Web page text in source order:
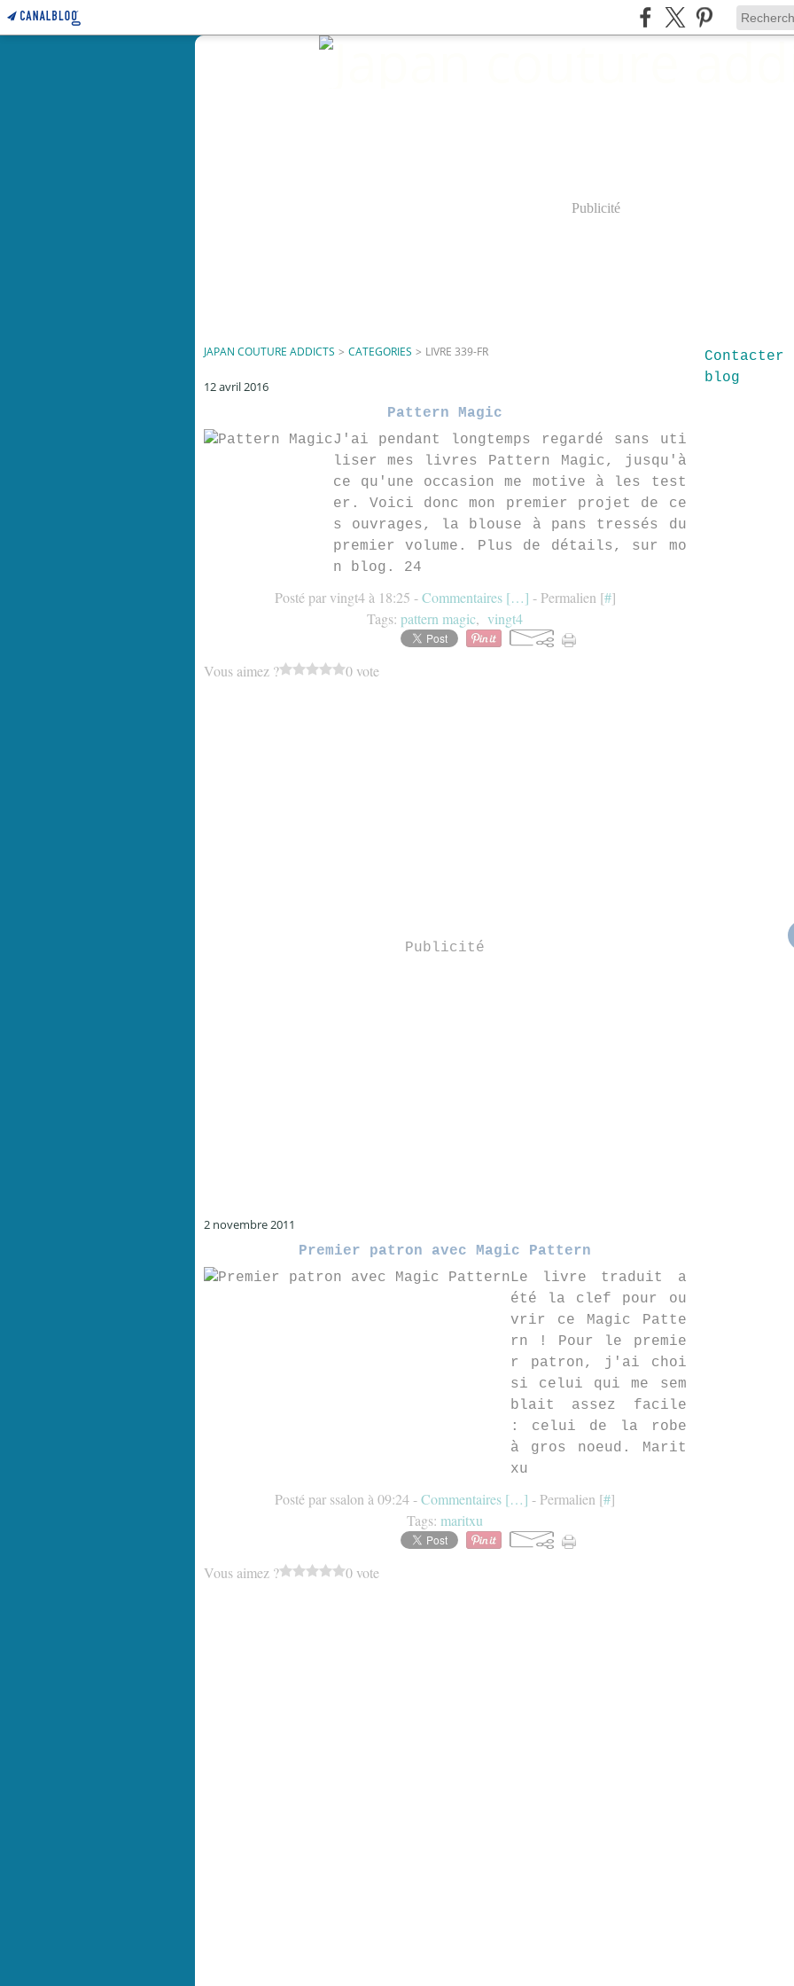
Publicité
JAPAN COUTURE ADDICTS > CATEGORIES > LIVRE 339-FR
12 avril 2016
Pattern Magic
J'ai pendant longtemps regardé sans uti
liser mes livres Pattern Magic, jusqu'à
ce qu'une occasion me motive à les test
er. Voici donc mon premier projet de ce
s ouvrages, la blouse à pans tressés du
premier volume. Plus de détails, sur mo
n blog. 24
Posté par vingt4 à 18:25 -Commentaires […] - Permalien [#]
Tags: pattern magic, vingt4
Vous aimez ? 0 vote
Publicité
2 novembre 2011
Premier patron avec Magic Pattern
Le livre traduit a
été la clef pour ou
vrir ce Magic Patte
rn ! Pour le premie
r patron, j'ai choi
si celui qui me sem
blait assez facile
: celui de la robe
à gros noeud. Marit
xu
Posté par ssalon à 09:24 -Commentaires […] - Permalien [#]
Tags: maritxu
Vous aimez ? 0 vote
blog